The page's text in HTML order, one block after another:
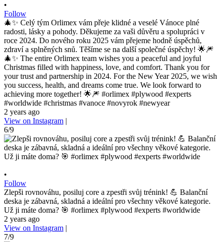
•
Follow
🎄✨ Celý tým Orlimex vám přeje klidné a veselé Vánoce plné
radosti, lásky a pohody. Děkujeme za vaši důvěru a spolupráci v
roce 2024. Do nového roku 2025 vám přejeme hodně úspěchů,
zdraví a splněných snů. Těšíme se na další společné úspěchy! 🌟🎆
🎄✨ The entire Orlimex team wishes you a peaceful and joyful
Christmas filled with happiness, love, and comfort. Thank you for
your trust and partnership in 2024. For the New Year 2025, we wish
you success, health, and dreams come true. We look forward to
achieving more together! 🌟🎆 #orlimex #plywood #experts
#worldwide #christmas #vanoce #novyrok #newyear
2 years ago
View on Instagram |
6/9
•
Follow
Zlepši rovnováhu, posiluj core a zpestři svůj trénink! 💪 Balanční
deska je zábavná, skladná a ideální pro všechny věkové kategorie.
Už ji máte doma? 🎯 #orlimex #plywood #experts #worldwide
2 years ago
View on Instagram |
7/9